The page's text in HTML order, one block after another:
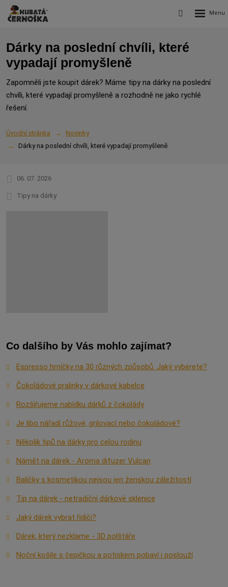
Vyhledávání
Rozbalení
Dárky na poslední chvíli, které
vypadají promyšleně
Zapomněli jste koupit dárek? Máme tipy na dárky na poslední
chvíli, které vypadají promyšleně a rozhodně ne jako rychlé
řešení.
Úvodní stránka
Novinky
Dárky na poslední chvíli, které vypadají promyšleně
06. 07. 2026
Tipy na dárky
Co dalšího by Vás mohlo zajímat?
Espresso hrníčky na 30 různých způsobů. Jaký vyberete?
Čokoládové pralinky v dárkové kabelce
Rozšiřujeme nabídku dárků z čokolády
Je libo nářadí růžové, grilovací nebo čokoládové?
Několik tipů na dárky pro celou rodinu
Námět na dárek - Aroma difuzer Vulcan
Balíčky s kosmetikou nejsou jen ženskou záležitostí
Tip na dárek - netradiční dárkové sklenice
Jaký dárek vybrat řidiči?
Dárek, který nezklame - 3D polštáře
Noční košile s čepičkou a potiskem pobaví i poslouží